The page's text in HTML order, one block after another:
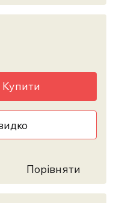
Купити
Порівняти